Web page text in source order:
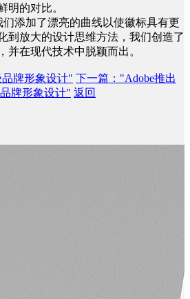
明的对比。
们添加了漂亮的曲线以使徽标具有更
到放大的设计思维方法，我们创造了
并在现代技术中脱颖而出。
品牌形象设计" 下一篇 ："Adobe推出
牌形象设计" 返回